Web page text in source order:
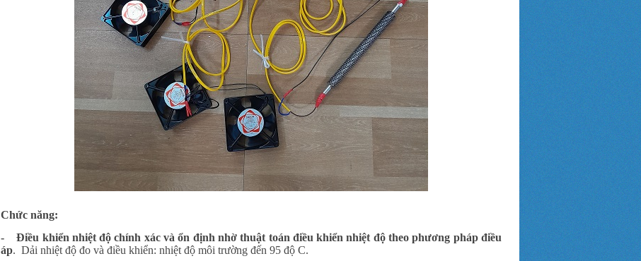
Chức năng:
- Điều khiển nhiệt độ chính xác và ổn định nhờ thuật toán điều khiển nhiệt độ theo phương pháp điều
áp. Dải nhiệt độ đo và điều khiển: nhiệt độ môi trường đến 95 độ C.